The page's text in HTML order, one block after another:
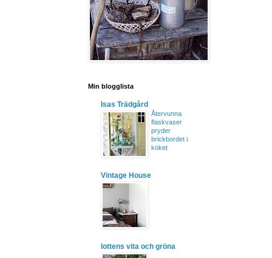
Min blogglista
Isas Trädgård
Återvunna
flaskvaser
pryder
brickbordet i
köket
Vintage House
lottens vita och gröna